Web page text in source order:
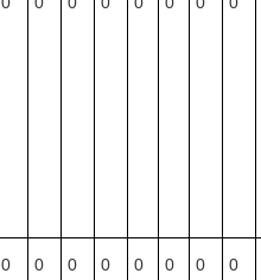
0 0 0 0 0 0 0 0